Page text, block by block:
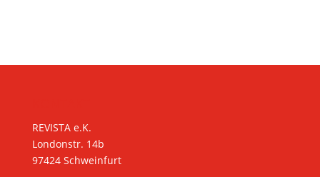
REVISTA e.K.
Londonstr. 14b
97424 Schweinfurt